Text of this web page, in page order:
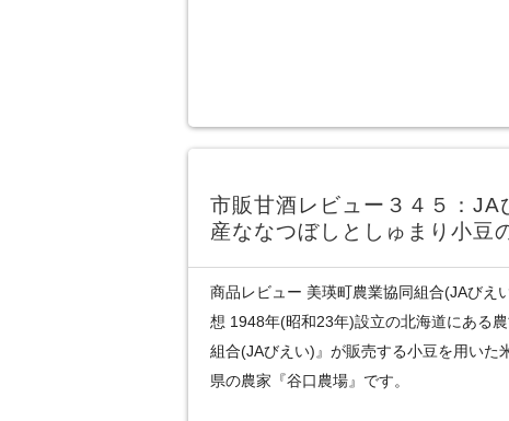
市販甘酒レビュー３４５：JA
産ななつぼしとしゅまり小豆
商品レビュー 美瑛町農業協同組合(JAびえ
想 1948年(昭和23年)設立の北海道にある
組合(JAびえい)』が販売する小豆を用いた
県の農家『谷口農場』です。